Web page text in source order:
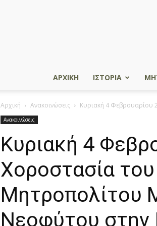
ΑΡΧΙΚΗ ΙΣΤΟΡΙΑ
Αρχική Ανακοινώσεις Κυριακή 4 Φεβρουαρίου
Ανακοινώσεις
Κυριακή 4
Χοροστασία
Μητροπολίτου
Νεοφύτου στην